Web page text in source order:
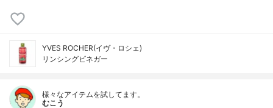
YVES ROCHER(イヴ・ロシェ)
リンシングビネガー
様々なアイテムを試してます。
むこう